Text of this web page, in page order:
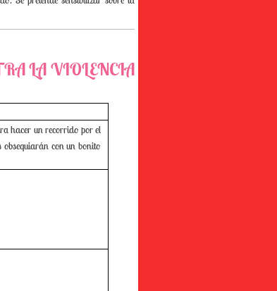
LA VIOLENCIA
hacer un recorrido por el
con un bonito